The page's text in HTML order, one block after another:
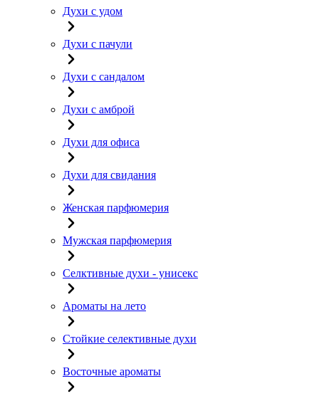
Духи с удом
Духи с пачули
Духи с сандалом
Духи с амброй
Духи для офиса
Духи для свидания
Женская парфюмерия
Мужская парфюмерия
Селктивные духи - унисекс
Ароматы на лето
Стойкие селективные духи
Восточные ароматы